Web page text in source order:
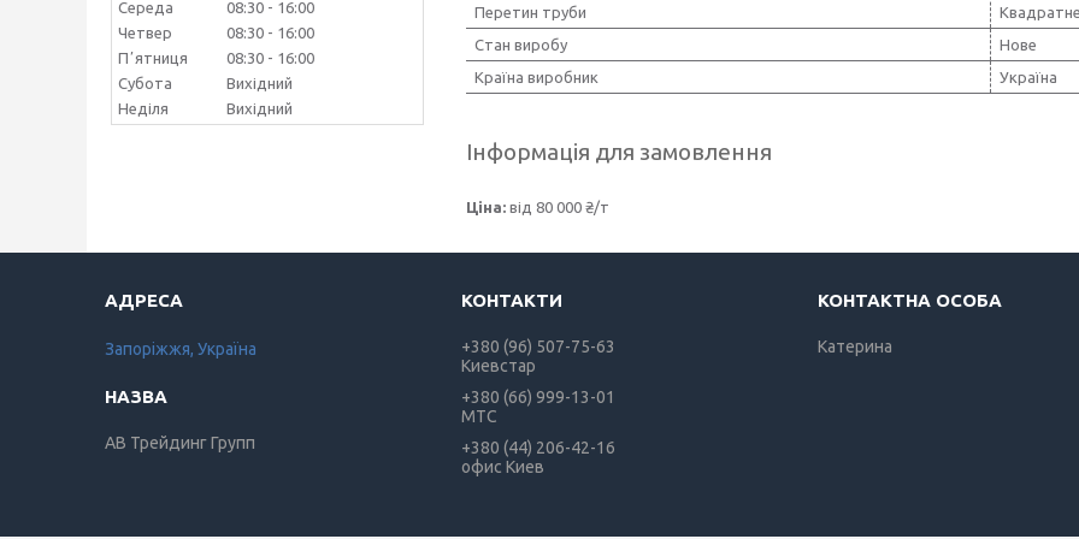
Перетин труби
Стан виробу
Нове
Країна виробник
Україна
Інформація для замовлення
Ціна: від 80 000 ₴/т
Середа 08:30
16:00
Четвер
08:30
16:00
Пʼятниця
08:30
16:00
Субота
Вихідний
Неділя
Вихідний
Запоріжжя, Україна
АВ Трейдинг Групп
+380 (96) 507-75-63
Киевстар
+380 (66) 999-13-01
МТС
+380 (44) 206-42-16
офис Киев
Катерина